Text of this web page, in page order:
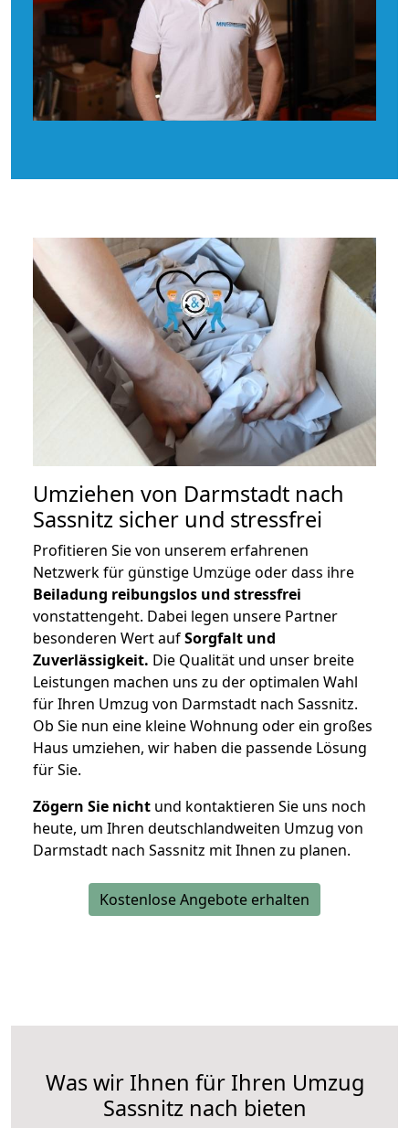
Umziehen von Darmstadt nach
Sassnitz sicher und stressfrei
Profitieren Sie von unserem erfahrenen
Netzwerk für günstige Umzüge oder dass ihre
Beiladung reibungslos und stressfrei
vonstattengeht. Dabei legen unsere Partner
besonderen Wert aufSorgfalt und
Zuverlässigkeit. Die Qualität und unser breite
Leistungen machen uns zu der optimalen Wahl
für Ihren Umzug von Darmstadt nach Sassnitz.
Ob Sie nun eine kleine Wohnung oder ein großes
Haus umziehen, wir haben die passende Lösung
für Sie.
Zögern Sie nicht und kontaktieren Sie uns noch
heute, um Ihren deutschlandweiten Umzug von
Darmstadt nach Sassnitz mit Ihnen zu planen.
Kostenlose Angebote erhalten
Was wir Ihnen für Ihren Umzug
Sassnitz nach bieten